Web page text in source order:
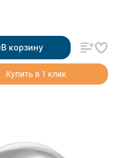
В корзину
Купить в 1 клик